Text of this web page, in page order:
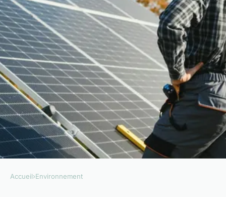
Accueil›Environnement